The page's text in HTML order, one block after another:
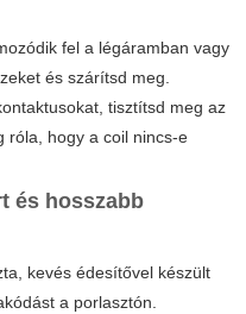
fel a légáramban vagy
és szárítsd meg.
tisztítsd meg az
róla, hogy a coil nincs-e
és hosszabb
kevés édesítővel készült
a porlasztón.